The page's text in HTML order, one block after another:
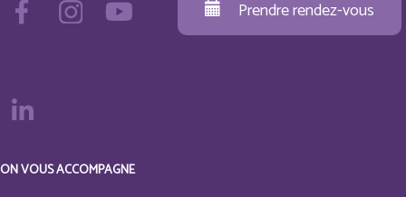
Prendre rendez-vous
ON VOUS ACCOMPAGNE